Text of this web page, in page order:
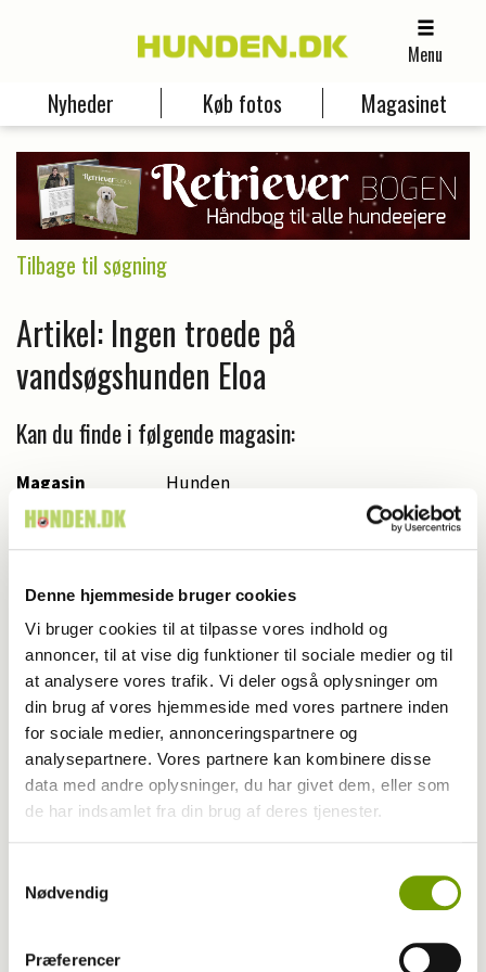
Denne hjemmeside bruger cookies
Vi bruger cookies til at tilpasse vores indhold og
annoncer, til at vise dig funktioner til sociale medier og til
at analysere vores trafik. Vi deler også oplysninger om
din brug af vores hjemmeside med vores partnere inden
for sociale medier, annonceringspartnere og
analysepartnere. Vores partnere kan kombinere disse
data med andre oplysninger, du har givet dem, eller som
de har indsamlet fra din brug af deres tjenester.
Nødvendig
Præferencer
Menu
Nyheder Køb fotos Magasinet
Tilbage til søgning
Artikel: Ingen troede på
vandsøgshunden Eloa
Kan du finde i følgende magasin:
Magasin
Hunden
Kategori
Udgivet måned
6
Start side nr.
26
Antal sider
5,0
Skribent
Karina Green Damsgaard
Fotograf
Helene Vastvedt
Nøgleord
vandsøgshund